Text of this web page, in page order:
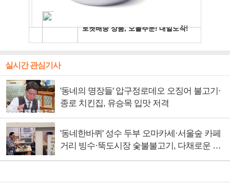
실시간 관심기사
'동네의 명장들' 압구정로데오 오징어 불고기·
종로 치킨집, 유승목 입맛 저격
'동네한바퀴' 성수 두부 오마카세·서울숲 카페
거리 빙수·뚝도시장 숯불불고기, 다채로운 서
울의 맛